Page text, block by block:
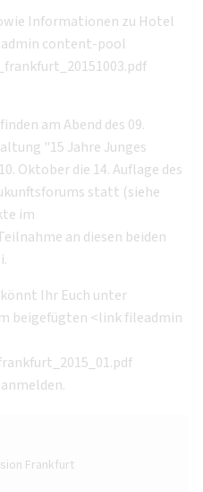
Informationen zu Hotel
content-pool
am Abend des 09.
"15 Jahre Junges
Oktober die 14. Auflage des
statt (siehe
im
an diesen beiden
Ihr Euch unter
beigefügten <link fileadmin
Frankfurt